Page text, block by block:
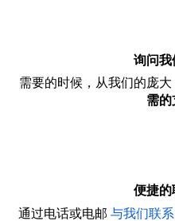
询问我
需要的时候，从我们的庞
需
便捷的
通过电话或电邮 与我们联系